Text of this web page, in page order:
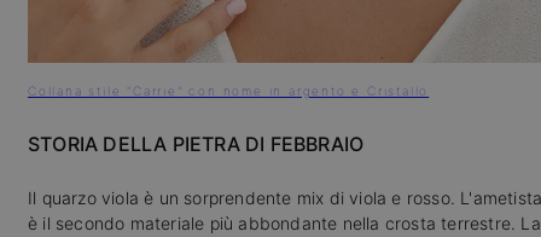
Collana stile "Carrie" con nome in argento e Cristallo
STORIA DELLA PIETRA DI FEBBRAIO
Il quarzo viola è un sorprendente mix di viola e rosso.
è il secondo materiale più abbondante nella crosta terrestre. La